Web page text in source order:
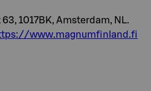
1017BK, Amsterdam, NL.
www.magnumfinland.fi